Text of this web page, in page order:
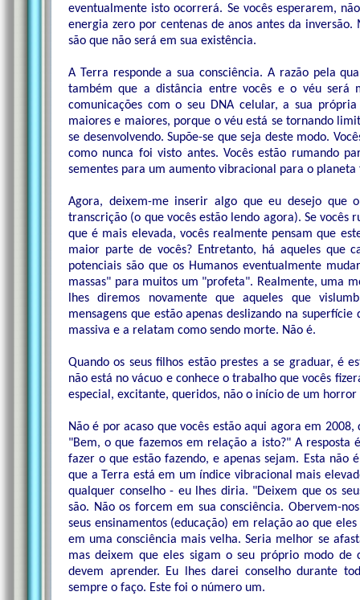
eventualmente isto ocorrerá. Se vocês esperarem,
energia zero por centenas de anos antes da
são que não será em sua existência.
A Terra responde a sua consciência. A razão pela
também que a distância entre vocês e o véu será
comunicações com o seu DNA celular, a sua
maiores e maiores, porque o véu está se tornando
se desenvolvendo. Supõe-se que seja deste modo.
como nunca foi visto antes. Vocês estão rumando
sementes para um aumento vibracional para o planeta
Agora, deixem-me inserir algo que eu desejo que
transcrição (o que vocês estão lendo agora). Se
que é mais elevada, vocês realmente pensam que
maior parte de vocês? Entretanto, há aqueles que
potenciais são que os Humanos eventualmente
massas" para muitos um "profeta". Realmente, uma
lhes diremos novamente que aqueles que
mensagens que estão apenas deslizando na
massiva e a relatam como sendo morte. Não é.
Quando os seus filhos estão prestes a se graduar, é
não está no vácuo e conhece o trabalho que vocês
especial, excitante, queridos, não o início de um horror
Não é por acaso que vocês estão aqui agora em
"Bem, o que fazemos em relação a isto?" A resposta
fazer o que estão fazendo, e apenas sejam. Esta não
que a Terra está em um índice vibracional mais
qualquer conselho - eu lhes diria. "Deixem que os
são. Não os forcem em sua consciência. Obervem-
seus ensinamentos (educação) em relação ao que
em uma consciência mais velha. Seria melhor se
mas deixem que eles sigam o seu próprio modo de
devem aprender. Eu lhes darei conselho durante
sempre o faço. Este foi o número um.